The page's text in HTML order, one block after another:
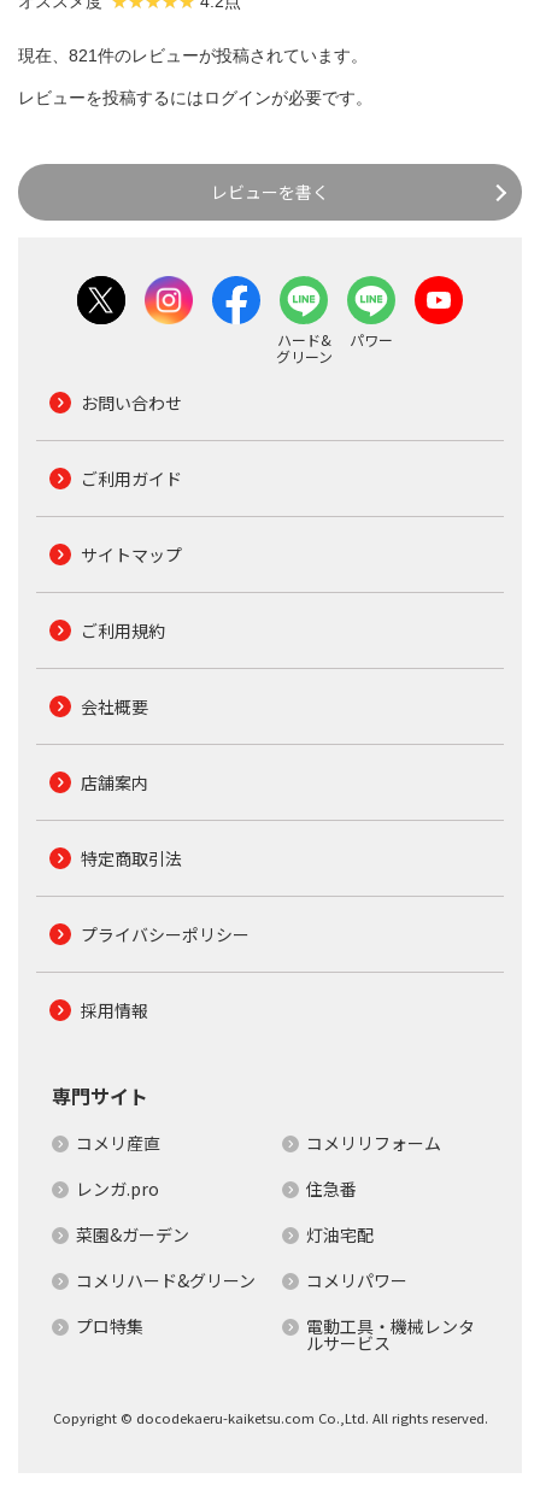
現在、821件のレビューが投稿されています。
レビューを投稿するにはログインが必要です。
レビューを書く
ハード&
グリーン
パワー
お問い合わせ
ご利用ガイド
サイトマップ
ご利用規約
会社概要
店舗案内
特定商取引法
プライバシーポリシー
採用情報
専門サイト
コメリ産直
コメリリフォーム
レンガ.pro
住急番
菜園&ガーデン
灯油宅配
コメリハード&グリーン
コメリパワー
プロ特集
電動工具・機械レンタ
ルサービス
Copyright © docodekaeru-kaiketsu.com Co.,Ltd. All rights reserved.